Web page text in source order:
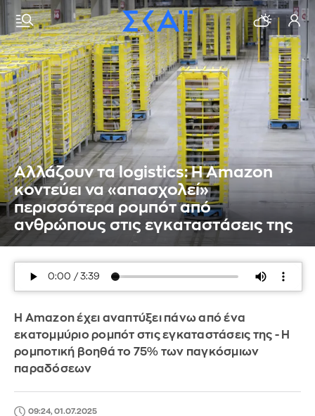
Αλλάζουν τα logistics: Η Amazon
κοντεύει να «απασχολεί»
περισσότερα ρομπότ από
ανθρώπους στις εγκαταστάσεις της
Η Amazon έχει αναπτύξει πάνω από ένα
εκατομμύριο ρομπότ στις εγκαταστάσεις της - Η
ρομποτική βοηθά το 75% των παγκόσμιων
παραδόσεων
09:24, 01.07.2025